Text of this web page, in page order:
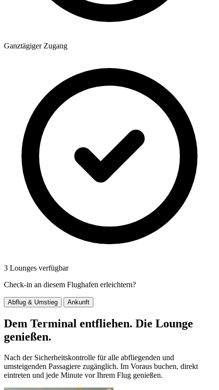
Ganztägiger Zugang
3 Lounges verfügbar
Check-in an diesem Flughafen erleichtern?
Abflug & Umstieg Ankunft
Dem Terminal entfliehen. Die Lounge
genießen.
Nach der Sicherheitskontrolle für alle abfliegenden und
umsteigenden Passagiere zugänglich. Im Voraus buchen, direkt
eintreten und jede Minute vor Ihrem Flug genießen.